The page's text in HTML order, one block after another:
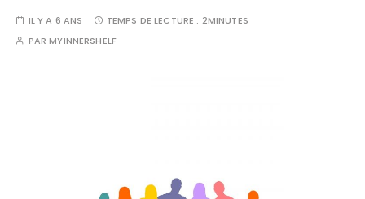
IL Y A 6 ANS TEMPS DE LECTURE : 2MINUTES
PARMYINNERSHELF